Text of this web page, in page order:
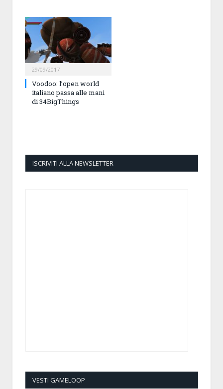
29/09/2017
Voodoo: l’open world
italiano passa alle mani
di 34BigThings
ISCRIVITI ALLA NEWSLETTER
VESTI GAMELOOP